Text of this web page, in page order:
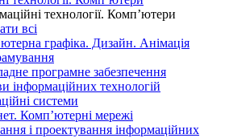
технології. Комп’ютери
всі
графіка. Дизайн. Анімація
програмне забезпечення
інформаційних технологій
системи
Комп’ютерні мережі
і проектування інформаційних